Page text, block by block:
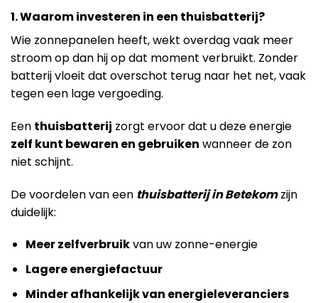
1. Waarom investeren in een thuisbatterij?
Wie zonnepanelen heeft, wekt overdag vaak meer
stroom op dan hij op dat moment verbruikt. Zonder
batterij vloeit dat overschot terug naar het net, vaak
tegen een lage vergoeding.
Een thuisbatterij zorgt ervoor dat u deze energie
zelf kunt bewaren en gebruiken wanneer de zon
niet schijnt.
De voordelen van een thuisbatterij in Betekomzijn
duidelijk:
Meer zelfverbruikvan uw zonne-energie
Lagere energiefactuur
Minder afhankelijk van energieleveranciers